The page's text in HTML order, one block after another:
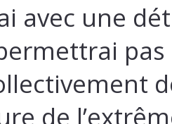
avec une
de